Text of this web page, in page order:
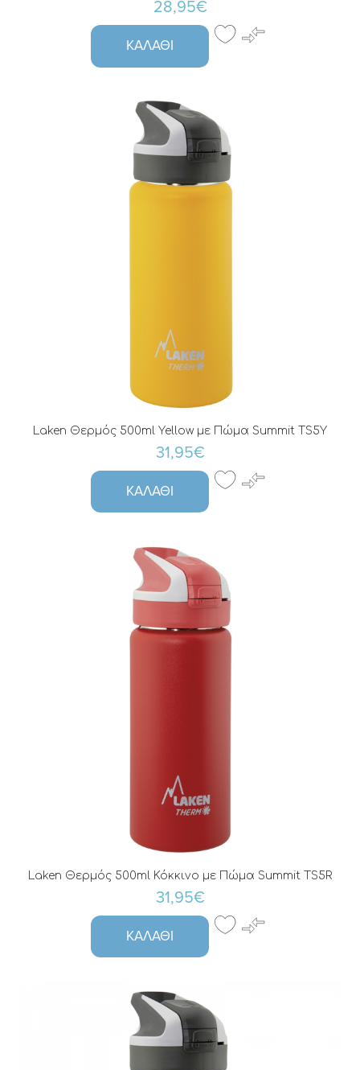
28,95€
ΚΑΛΆΘΙ
Laken Θερμός 500ml Yellow με Πώμα Summit TS5Y
31,95€
ΚΑΛΆΘΙ
Laken Θερμός 500ml Κόκκινο με Πώμα Summit TS5R
31,95€
ΚΑΛΆΘΙ